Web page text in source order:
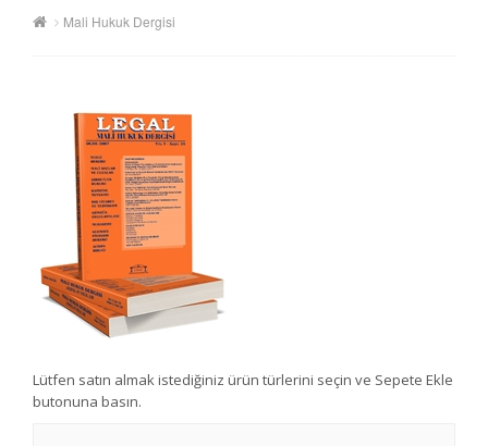
Mali Hukuk Dergisi
Lütfen satın almak istediğiniz ürün türlerini seçin ve Sepete Ekle
butonuna basın.